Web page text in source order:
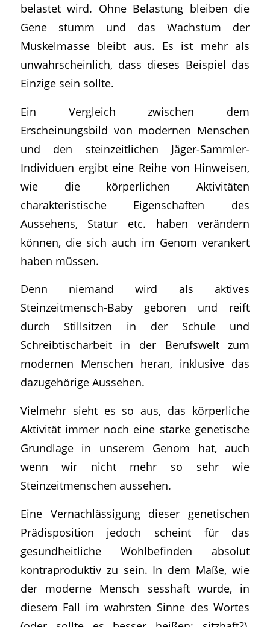
belastet wird. Ohne Belastung bleiben die
Gene stumm und das Wachstum der
Muskelmasse bleibt aus. Es ist mehr als
unwahrscheinlich, dass dieses Beispiel das
Einzige sein sollte.
Ein Vergleich zwischen dem
Erscheinungsbild von modernen Menschen
und den steinzeitlichen Jäger-Sammler-
Individuen ergibt eine Reihe von Hinweisen,
wie die körperlichen Aktivitäten
charakteristische Eigenschaften des
Aussehens, Statur etc. haben verändern
können, die sich auch im Genom verankert
haben müssen.
Denn niemand wird als aktives
Steinzeitmensch-Baby geboren und reift
durch Stillsitzen in der Schule und
Schreibtischarbeit in der Berufswelt zum
modernen Menschen heran, inklusive das
dazugehörige Aussehen.
Vielmehr sieht es so aus, das körperliche
Aktivität immer noch eine starke genetische
Grundlage in unserem Genom hat, auch
wenn wir nicht mehr so sehr wie
Steinzeitmenschen aussehen.
Eine Vernachlässigung dieser genetischen
Prädisposition jedoch scheint für das
gesundheitliche Wohlbefinden absolut
kontraproduktiv zu sein. In dem Maße, wie
der moderne Mensch sesshaft wurde, in
diesem Fall im wahrsten Sinne des Wortes